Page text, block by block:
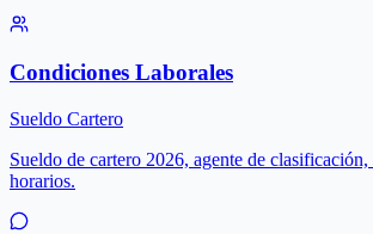
Condiciones Laborales
Sueldo Cartero
Sueldo de cartero 2026, agente de
horarios.